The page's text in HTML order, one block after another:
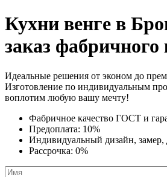
Кухни венге в
заказ фабричного
Идеальные решения от эконом до
Изготовление по индивидуальным
воплотим любую вашу мечту!
Фабричное качество ГОСТ и
Предоплата: 10%
Индивидуальный дизайн, замер,
Рассрочка: 0%